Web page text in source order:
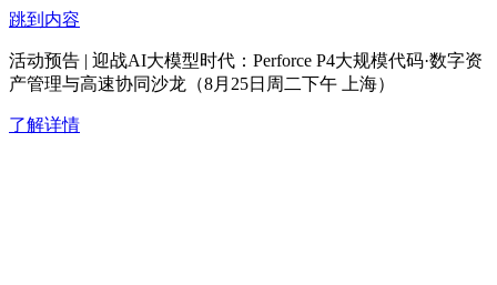
跳到内容
活动预告 | 迎战AI大模型时代：Perforce P4大规模代码·数字资
产管理与高速协同沙龙（8月25日周二下午 上海）
了解详情